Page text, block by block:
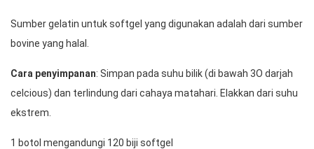
Sumber gelatin untuk softgel yang digunakan adalah dari sumber
bovine yang halal.
Cara penyimpanan: Simpan pada suhu bilik (di bawah 3O darjah
celcious) dan terlindung dari cahaya matahari. Elakkan dari suhu
ekstrem.
1 botol mengandungi 120 biji softgel